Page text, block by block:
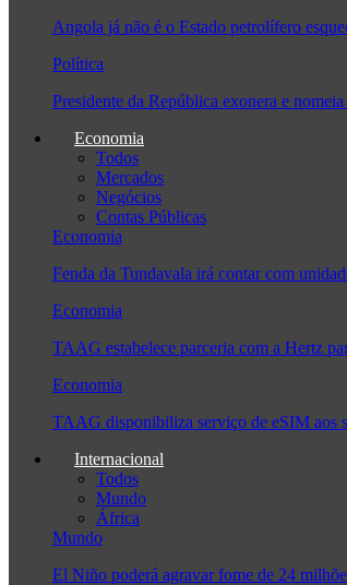
Angola já não é o Estado petrolífero
Política
Presidente da República exonera e
Economia
Todos
Mercados
Negócios
Contas Públicas
Economia
Fenda da Tundavala irá contar com
Economia
TAAG estabelece parceria com a Hertz
Economia
TAAG disponibiliza serviço de eSIM aos
Internacional
Todos
Mundo
África
Mundo
El Niño poderá agravar fome de 24